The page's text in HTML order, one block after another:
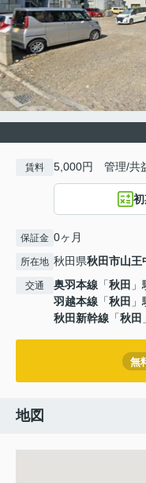
賃料 5,000円 管理/共
保証金 0ヶ月
所在地 秋田県秋田市山王
交通 奥羽本線 「秋田
羽越本線 「秋田
秋田新幹線 「秋田
無
地図